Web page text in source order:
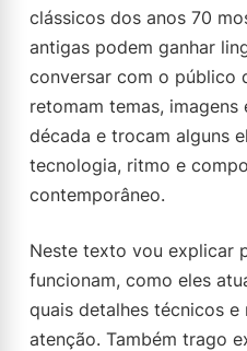
clássicos dos anos 70
antigas podem ganhar
conversar com o público
retomam temas, imagens
década e trocam alguns
tecnologia, ritmo e
contemporâneo.
Neste texto vou explicar
funcionam, como eles
quais detalhes técnicos e
atenção. Também trago